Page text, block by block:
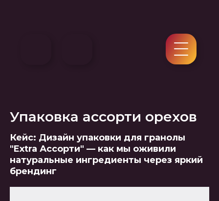
Упаковка ассорти орехов
Кейс: Дизайн упаковки для гранолы
"Extra Ассорти" — как мы оживили
натуральные ингредиенты через яркий
брендинг